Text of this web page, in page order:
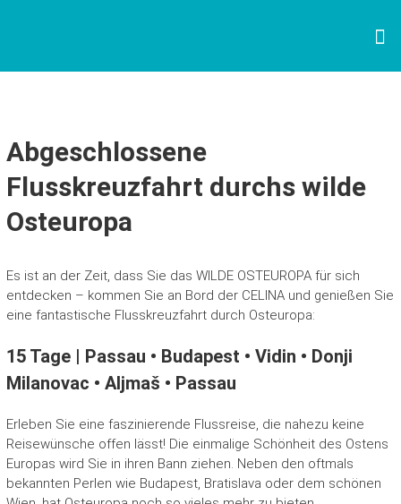
E
B
Ü
R
S
O
N
N
E
N
S
C
H
E
Abgeschlossene
Flusskreuzfahrt durchs wilde
Osteuropa
Es ist an der Zeit, dass Sie das WILDE OSTEUROPA für sich
entdecken – kommen Sie an Bord der CELINA und genießen Sie
eine fantastische Flusskreuzfahrt durch Osteuropa:
15 Tage | Passau • Budapest • Vidin • Donji
Milanovac • Aljmaš • Passau
Erleben Sie eine faszinierende Flussreise, die nahezu keine
Reisewünsche offen lässt! Die einmalige Schönheit des Ostens
Europas wird Sie in ihren Bann ziehen. Neben den oftmals
bekannten Perlen wie Budapest, Bratislava oder dem schönen